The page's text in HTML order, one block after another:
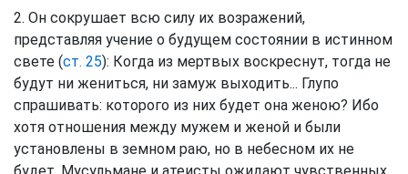
2. Он сокрушает всю силу их возражений,
представляя учение о будущем состоянии в истинном
свете (ст. 25): Когда из мертвых воскреснут, тогда не
будут ни жениться, ни замуж выходить... Глупо
спрашивать: которого из них будет она женою? Ибо
хотя отношения между мужем и женой и были
установлены в земном раю, но в небесном их не